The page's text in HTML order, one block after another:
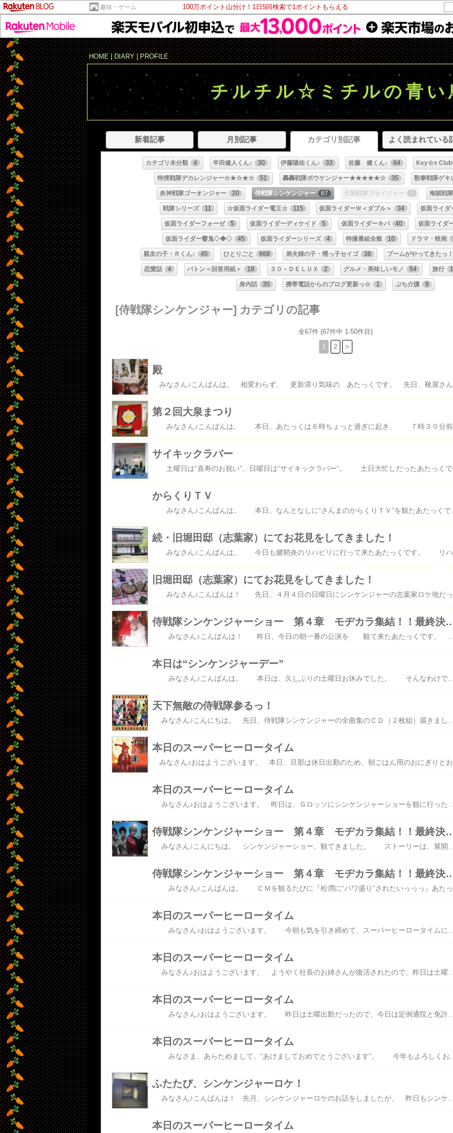
趣味・ゲーム 100万ポイント山分け！1日5回検索で1ポイントもらえる
HOME|DIARY | PROFILE
チルチル☆ミチルの青い
新着記事 月別記事 カテゴリ別記事 よく読まれている
カテゴリ未分類 4 半田健人くん♪ 30 伊藤陽佑くん♪ 33 佐藤 健くん♪ 64 Key☆s
特捜戦隊デカレンジャー☆★☆★☆ 51 轟轟戦隊ボウケンジャー★★★★★☆ 35 獣拳戦隊ゲ
炎神戦隊ゴーオンジャー 20 侍戦隊シンケンジャー 67 天装戦隊ゴセイジャー 0 海賊戦
戦隊シリーズ 11 ☆仮面ライダー電王☆ 115 仮面ライダーＷ＜ダブル＞ 34 仮面ライダ
仮面ライダーフォーゼ 5 仮面ライダーディケイド 5 仮面ライダーキバ 40 仮面ライ
仮面ライダー響鬼◇◆◇ 45 仮面ライダーシリーズ 4 特撮番組全般 10 ドラマ・映画
親友の子・Ｒくん♪ 45 ひとりごと 668 弟夫婦の子・甥っ子セイゴ 38 ブームがやってきたっ！
恋愛話 4 バトン＜回答用紙＞ 18 ３０－ＤＥＬＵＸ 2 グルメ・美味しいモノ 54 旅行
身内話 35 携帯電話からのブログ更新っ☆ 1 ぷち介護 9
[侍戦隊シンケンジャー] カテゴリの記事
全67件 (67件中 1-50件目)
1 2 >
殿
第２回大泉まつり
みなさん♪こんばんは。 本日、あたっくは６時ちょっと過ぎに起き、 ７時３０分前には家を出、 大泉に向かいました。 車で高速を飛ばすこと１時間弱。 渋滞などにあうこともなく、スムーズに到着。 ８時３０分頃には東映撮影所の
サイキックラバー
土曜日は“喜寿のお祝い”、日曜日は“サイキックラバー”。 土日大忙しだったあたっくです。 土曜日は夜中に自宅に帰ってきました。 で、日曜日は朝早くから起きて、Ｈ嬢を迎えに行き、 いざアリオ蘇我店（イトーヨーカドー）へ。 サイキックラバーがやってくるというので、午前の回を観る為に行ってきました。 １１時の回を観る為に朝１０時前に到着。 早く行ってみるもんですね～！ リハーサル中でした。 音とか確認のためにちょこっと歌ってくれたのが“シンケンジャー”で、 リハーサル
からくりＴＶ
みなさん♪こんばんは。 本日、なんとなしに“さんまのからくりＴＶ”を観たあたっくです。 ホントにたま～にしか観ないんだけど、今日はなんとなくね。 今日は、ずっと替え歌選手権でした。 前にもこのシリーズやってたんだね～。 全然知らなかったよ～。 みんなの替え歌聴きながら、ゲラゲラ笑ってたら、 水木一郎氏と串田アキラ氏がふたりで歌っていて、見事決勝進出。 で、びっくりしたのはそこから。 決勝進出して、メンバーが３人に増えてるぅ！ それも水木一郎氏、串田アキラ氏に加え、サイキック・ラバーのＹＯＦＦＹ！！
続・旧堀田邸（志葉家）にてお花見をしてきました！
旧堀田邸（志葉家）にてお花見をしてきました！
侍戦隊シンケンジャーショー 第４章 モヂカラ集
本日は“シンケンジャーデー”
みなさん♪こんばんは。 本日は、久しぶりの土曜日お休みでした。 そんなわけで、前々から当選してチケットをゲットしていた Ｇロッソでのシンケンジャーショーを朝一の回観て来ました。 病み上がりではありますが、そんなことは言っていられませんっっっ！ 身体もだいぶよくなりましたし、もちろん気を抜かないようにはしますが、 ここは行かないとっっっ！！！ 実は、チケットお知り合いの方々と手分けして取ったので、 後２回ほど３月６、７日に観られる予定です。 まさかこんなに観られるとは思っていなかったので嬉しい悲鳴です＾＾ ますますシンケンジャービンボーですが、もうラストですし、 そんなことも言っていられません。 ありがたーく観させていただきます。 今日もＧロッソ入り口にてシンケンレッドと握手させていただきました。 先日、ＲＥＭＹさんはシンケンレッドとハグしたそうで、 ハグしたいのは山々ですが、あたっくは意外や意外、 いざとなると小心者で思い切ったことが出来ないという情けない女です。 後２回のうちにハグできるといいんだけどな～＾＾; 自分の性格を考えると出来る気がしない……＾＾;; あはははっはははは。 前回、同じ公演の初日を観たあたっくですが、 今日観た公演は、同じではあるけれど、別のものに映りました。 なんていうか、さすがにシンケンメンバー、場数をこなしたせいか、 動きがとてもスムーズ、アクションもキマってるし、 何より同じ台詞なのに感情がこもっていて、 初日よりも私たちの心に迫ってくるものがあります。 ＴＶでのみんなの役がそのままに舞台でも観られます。 たぶん、最初は舞台ということもあり、 緊張やら勝手の違いに精一杯だったのだと思うけれど、 今は、完全に自分たちの役を舞台の上で演じきってる感じがします。 きっと、３月６、７日はもっともっとこなれてるでしょうね。 舞台もなれたせいか、最後のシーンは流ノ介が殿にアドリブ的な台詞を言ってみたり、 楽しませてくれる一面もありました。 ３０日に観た時は、流ノ介が通常の台詞噛んじゃったりして、 それはそれで楽しかったんですけどね♪ ＴＶの放送が最終回になったからか、シンケンレッドが“完”の文字を書いて、 終わるというのも追加されておりました。 それに前回より泣く子が少なくて安心しました。 隣りの子が『マぁーマぁー…』と泣きそうな声を出していましたが、 ママに抱きついて堪えてくれていました…。 そんなわけで、シンケンジャーショーを満喫した後は、 千葉に帰ってきて映画館へ行き、 “シンケンジャーＶＳゴーオンジャー”を観てきました。 ようやく、ようやくです。 今回のＶＳは、ダブルレッドが主役ですね。 確かにシンケンレッドとゴーオンレッドは、真逆なレッド。 水と油とも言っていいふたり。 このふたり、結構楽しめました！ それに茉子と美羽の美しさ、ことはと早輝の可憐さ、銀幕の中でも映えてましたね。 豪華だったわ～～～ 前々からシンケンジャーのエンディングダンスシーンが無いのを寂しく思っていた私。 だって、戦隊モノのエンディングのダンスシーンって可愛らしいでしょ？！ まさか、ここで観られるとは思っていませんでした！ みんなダンス上手ぅ～～～！ あんなに機敏な殿が観られるなんて、やっぱＤＶＤは買いッスよ。 あ、私はもうすでに特別幕と一緒に予約済みッス。 前代未聞の特別幕もＤＶＤで出るし、シンケンジャーはやっぱり支持されてるのね～！ 今日は、“シンケンジャーデー”で幸せな１日でした……
天下無敵の侍戦隊参るっ！
本日のスーパーヒーロータイム
本日のスーパーヒーロータイム
侍戦隊シンケンジャーショー 第４章 モヂカラ集結！
侍戦隊シンケンジャーショー 第４章 モヂ
本日のスーパーヒーロータイム
本日のスーパーヒーロータイム
本日のスーパーヒーロータイム
みなさん♪おはようございます。 昨日は土曜出勤だったので、今日は定例通院と免許センター行く予定のあたっくです。 今日もシンケンジャーとＷから日曜日が始まりましたよぉーーーっ！ あ、シンケンジャーは、超シリアスなお話になってましたね。 なにが気に障るって、姫のじぃだよっ！ なんであんなに上から目線？？？ じぃ・彦馬とはエライ違いだよぉーーー！ 姫もよくあんなじぃのそばでまともに育ったな～。 まぁ、気が強そうで、負けん気強そうな姫だけど、 あの年齢でレッドをこなすのは大変なんだろうね。 丈瑠のレッドとは違って、身体全体を使って戦わないといけないんだもんね。 あのガンバリは、ちょっと感動したよ。 だけど、だけど、流ノ介たちにも私たちにも殿は丈瑠ひとり。 いつものシンケンジャーに１日も早く戻って欲しいものです。 Ｗは、園咲家の婿が深く関わるお話みたいですね。 それも婿どのの生命の危機に関わるお話になりそうで、 かなり意味深な感じがします。 それにこんなに婿どのがこんなに風都を愛してる人間だったとはねぇ。 意外だったな～～～。 それが原因で死ぬことになるんだろうか。 この婿どのには婿どののルールってあるんだ～、とも思ったしね。 ちょっと、婿どのを見直したよ～。 風都くんのキャラまで婿どのの子供の頃のデザインだったとはね。 しかし、風都くんってっっっ！ セントくんのパクリじゃんっっっ！！！＾＾ 婿どのの行く末がきになるね～。 ようやくスポット当たったから、もう少しがんばって欲しいけどな～。
本日のスーパーヒーロータイム
ふたたび、シンケンジャーロケ！
本日のスーパーヒーロータイム